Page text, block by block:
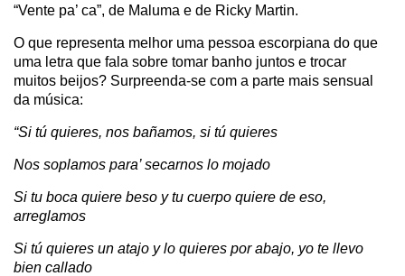
“Vente pa’ ca”, de Maluma e de Ricky Martin.
O que representa melhor uma pessoa escorpiana do que
uma letra que fala sobre tomar banho juntos e trocar
muitos beijos? Surpreenda-se com a parte mais sensual
da música:
“Si tú quieres, nos bañamos, si tú quieres
Nos soplamos para’ secarnos lo mojado
Si tu boca quiere beso y tu cuerpo quiere de eso,
arreglamos
Si tú quieres un atajo y lo quieres por abajo, yo te llevo
bien callado